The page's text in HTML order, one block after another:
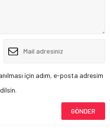
için adım, e-posta adresim